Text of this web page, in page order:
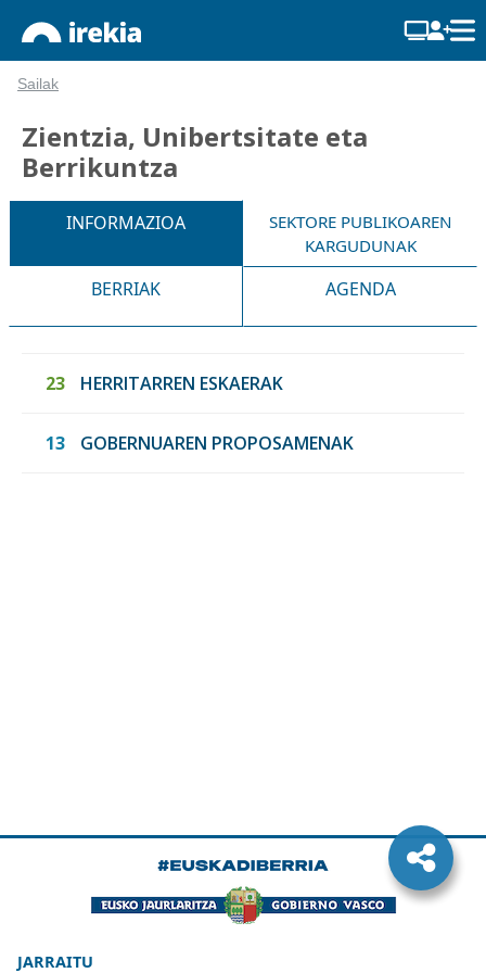
Sailak
Zientzia, Unibertsitate eta
Berrikuntza
INFORMAZIOA
SEKTORE PUBLIKOAREN
KARGUDUNAK
BERRIAK AGENDA
23 HERRITARREN ESKAERAK
13 GOBERNUAREN PROPOSAMENAK
JARRAITU